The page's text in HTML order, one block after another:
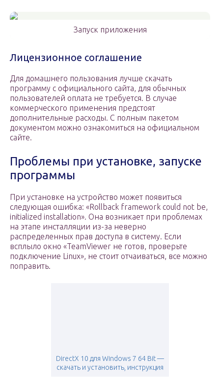
Запуск приложения
Лицензионное соглашение
Для домашнего пользования лучше скачать
программу с официального сайта, для обычных
пользователей оплата не требуется. В случае
коммерческого применения предстоят
дополнительные расходы. С полным пакетом
документом можно ознакомиться на официальном
сайте.
Проблемы при установке, запуске
программы
При установке на устройство может появиться
следующая ошибка: «Rollback framework could not be,
initialized installation». Она возникает при проблемах
на этапе инсталляции из-за неверно
распределенных прав доступа в систему. Если
всплыло окно «TeamViewer не готов, проверьте
подключение Linux», не стоит отчаиваться, все можно
поправить.
DirectX 10 для Windows 7 64 Bit —
скачать и установить, инструкция